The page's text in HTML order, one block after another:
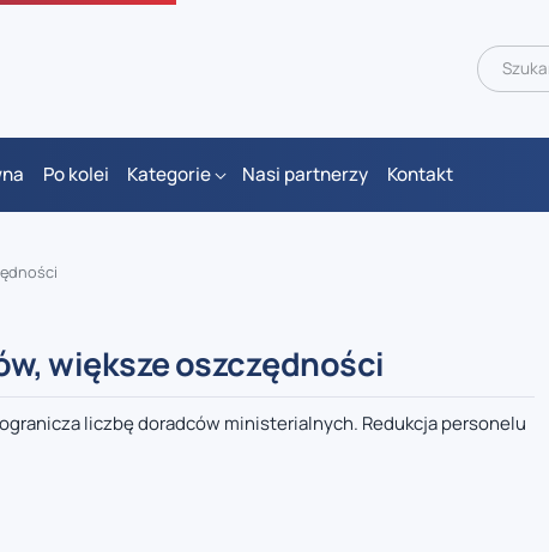
Po kolei Kategorie Nasi partnerzy Kontakt
większe oszczędności
liczbę doradców ministerialnych. Redukcja personelu